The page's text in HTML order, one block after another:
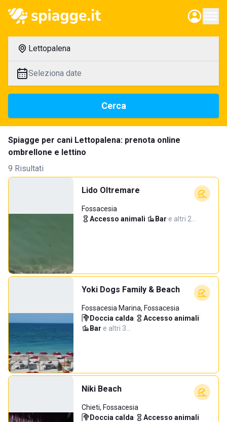
Lettopalena
Seleziona date
Cerca
Spiagge per cani Lettopalena: prenota online
ombrellone e lettino
9 Risultati
Lido Oltremare
Fossacesia
Accesso animali· Bar·e altri 2…
Yoki Dogs Family & Beach
Fossacesia Marina, Fossacesia
Doccia calda· Accesso animali·
Bar·e altri 3…
Niki Beach
Chieti, Fossacesia
Doccia calda· Accesso animali·